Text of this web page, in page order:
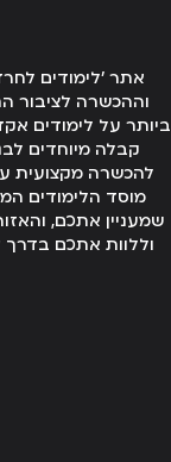
אתר 'לימודים
וההכשרה לציבור
על לימודים
קבלה מיוחדים
להכשרה מקצועית
מוסד הלימודים
אתכם,
וללוות אתכם